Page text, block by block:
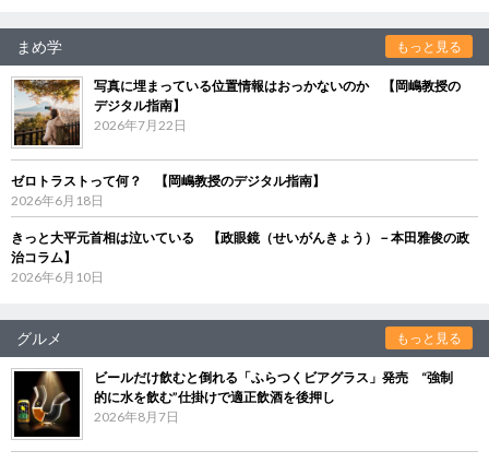
まめ学 もっと見る
写真に埋まっている位置情報はおっかないのか 【岡嶋教授の
デジタル指南】
2026年7月22日
ゼロトラストって何？ 【岡嶋教授のデジタル指南】
2026年6月18日
きっと大平元首相は泣いている 【政眼鏡（せいがんきょう）－本田雅俊の政
治コラム】
2026年6月10日
グルメ もっと見る
ビールだけ飲むと倒れる「ふらつくビアグラス」発売 “強制
的に水を飲む”仕掛けで適正飲酒を後押し
2026年8月7日